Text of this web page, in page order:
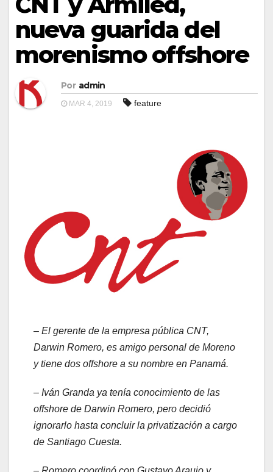
nueva guarida del
morenismo offshore
Por admin
MAR 4, 2019 feature
– El gerente de la empresa pública CNT,
Darwin Romero, es amigo personal de Moreno
y tiene dos offshore a su nombre en Panamá.
– Iván Granda ya tenía conocimiento de las
offshore de Darwin Romero, pero decidió
ignorarlo hasta concluir la privatización a cargo
de Santiago Cuesta.